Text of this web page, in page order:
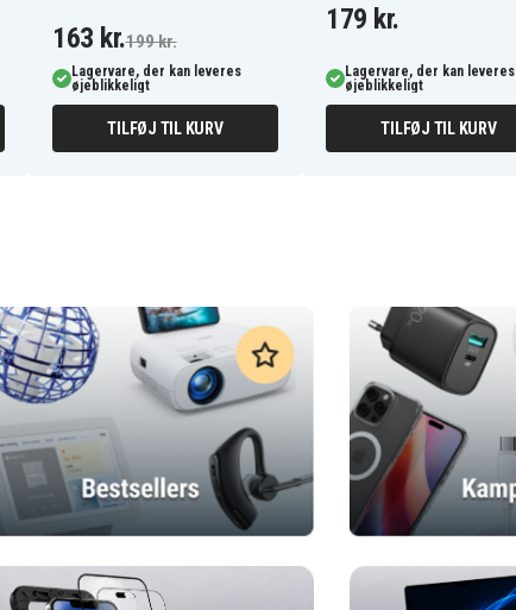
163 kr.199 kr.
Lagervare, der kan leveres
øjeblikkeligt
TILFØJ TIL KURV
179 kr.
Lagervare, der kan leveres
øjeblikkeligt
TILFØJ TIL KURV